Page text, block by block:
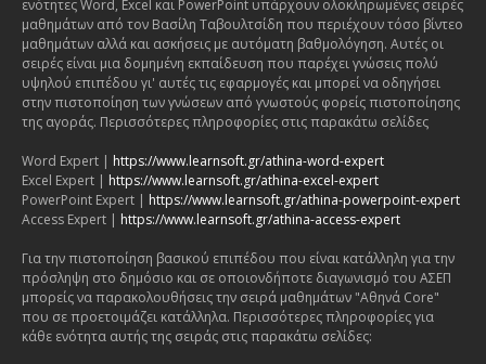
ενότητες Word, Excel και PowerPoint υπάρχουν ολοκληρωμένες σειρές
μαθημάτων από τον Βασίλη Ταβουλτσίδη που περιέχουν τόσο βίντεο
μαθημάτων αλλά και ασκήσεις με αυτόματη βαθμολόγηση. Αυτές οι
σειρές είναι μια δομημένη εκπαίδευση που παρέχει γνώσεις πολύ
υψηλού επιπέδου γι' αυτές τις εφαρμογές και μπορεί να οδηγήσει
στην πιστοποίηση των γνώσεων από γνωστούς φορείς πιστοποίησης
της αγοράς. Περισσότερες πληροφορίες στις παρακάτω σελίδες
Word Expert | https://www.learnsoft.gr/athina-word-expert
Excel Expert | https://www.learnsoft.gr/athina-excel-expert
PowerPoint Expert | https://www.learnsoft.gr/athina-powerpoint-expert
Access Expert | https://www.learnsoft.gr/athina-access-expert
Για την πιστοποίηση βασικού επιπέδου που είναι κατάλληλη για την
πρόσληψη στο δημόσιο και σε οποιονδήποτε διαγωνισμό του ΑΣΕΠ
μπορείς να παρακολουθήσεις την σειρά μαθημάτων "Αθηνά Core"
που σε προετοιμάζει κατάλληλα. Περισσότερες πληροφορίες για
κάθε ενότητα αυτής της σειράς στις παρακάτω σελίδες: